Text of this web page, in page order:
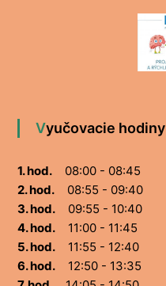
Vyučovacie hodiny
1. hod.08:00 - 08:45
2. hod.08:55 - 09:40
3. hod.09:55 - 10:40
4. hod.11:00 - 11:45
5. hod.11:55 - 12:40
6. hod.12:50 - 13:35